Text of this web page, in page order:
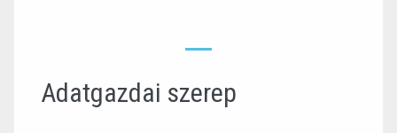
Adatgazdai szerep